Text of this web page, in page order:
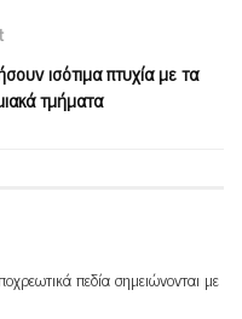
ισότιμα πτυχία με τα
τμήματα
πεδία σημειώνονται με